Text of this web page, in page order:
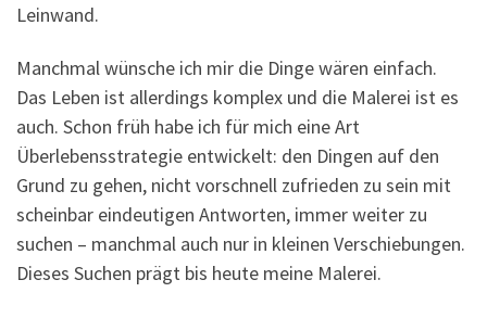
Leinwand.
Manchmal wünsche ich mir die Dinge wären einfach.
Das Leben ist allerdings komplex und die Malerei ist es
auch. Schon früh habe ich für mich eine Art
Überlebensstrategie entwickelt: den Dingen auf den
Grund zu gehen, nicht vorschnell zufrieden zu sein mit
scheinbar eindeutigen Antworten, immer weiter zu
suchen – manchmal auch nur in kleinen Verschiebungen.
Dieses Suchen prägt bis heute meine Malerei.